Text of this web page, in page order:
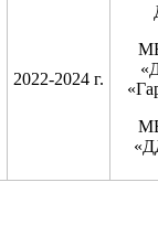
2022-2024 г.